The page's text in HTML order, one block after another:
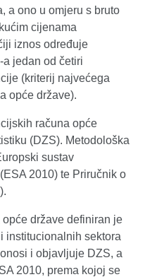
a ono u omjeru s bruto
cijenama
iznos određuje
jedan od četiri
(kriterij najvećega
opće države).
računa opće
(DZS). Metodološka
sustav
2010) te Priručnik o
države definiran je
institucionalnih sektora
i objavljuje DZS, a
2010, prema kojoj se